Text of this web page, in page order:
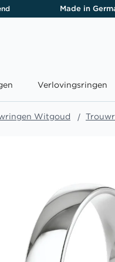
Made in
Verlovingsringen
Witgoud